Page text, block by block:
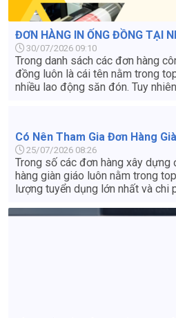
ĐƠN HÀNG IN ỐNG ĐỒNG TẠI
30/07/2026 09:10
Trong danh sách các đơn hàng
đồng luôn là cái tên nằm trong
nhiều lao động săn đón. Tuy
việc in ống đồng tại Nhật Bản
đúng đắn nhất.
Có Nên Tham Gia Đơn Hàng
25/07/2026 08:26
Trong số các đơn hàng xây dựng
hàng giàn giáo luôn nằm trong
lượng tuyển dụng lớn nhất và chi
nặng lương thấp". Liệu thực tế có phải như vậy? Có nên đi